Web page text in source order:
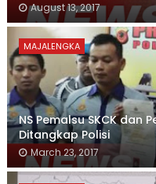
August 13, 2017
MAJALENGKA
NS Pemalsu SKCK dan
Ditangkap Polisi
March 23, 2017